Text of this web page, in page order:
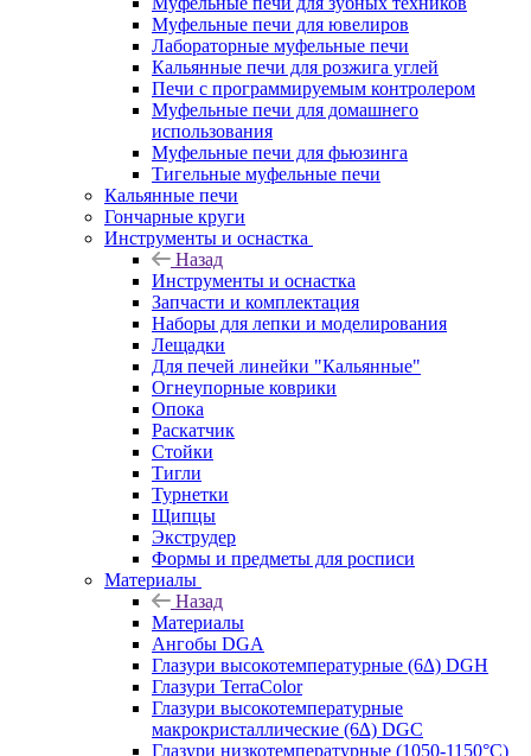
Муфельные печи для ювелиров
Лабораторные муфельные печи
Кальянные печи для розжига углей
Печи с программируемым контролером
Муфельные печи для домашнего
использования
Муфельные печи для фьюзинга
Тигельные муфельные печи
Кальянные печи
Гончарные круги
Инструменты и оснастка
Назад
Инструменты и оснастка
Запчасти и комплектация
Наборы для лепки и моделирования
Лещадки
Для печей линейки "Кальянные"
Огнеупорные коврики
Опока
Раскатчик
Стойки
Тигли
Турнетки
Щипцы
Экструдер
Формы и предметы для росписи
Материалы
Назад
Материалы
Ангобы DGA
Глазури высокотемпературные (6∆) DGH
Глазури TerraColor
Глазури высокотемпературные
макрокристаллические (6∆) DGC
Глазури низкотемпературные (1050-1150°С)